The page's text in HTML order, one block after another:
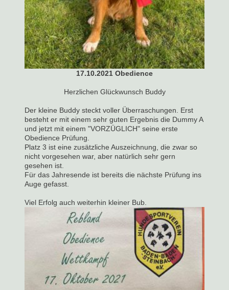
17.10.2021 Obedience
Herzlichen Glückwunsch Buddy
Der kleine Buddy steckt voller Überraschungen. Erst
besteht er mit einem sehr guten Ergebnis die Dummy A
und jetzt mit einem "VORZÜGLICH" seine erste
Obedience Prüfung.
Platz 3 ist eine zusätzliche Auszeichnung, die zwar so
nicht vorgesehen war, aber natürlich sehr gern
gesehen ist.
Für das Jahresende ist bereits die nächste Prüfung ins
Auge gefasst.
Viel Erfolg auch weiterhin kleiner Bub.